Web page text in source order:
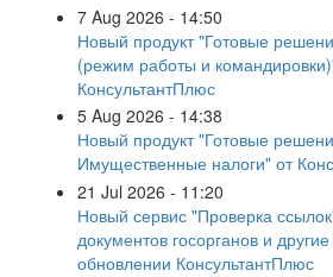
7 Aug 2026 - 14:50
Новый продукт "Готовые
(режим работы и
КонсультантПлюс
5 Aug 2026 - 14:38
Новый продукт "Готовые
Имущественные налоги" от
21 Jul 2026 - 11:20
Новый сервис "Проверка
документов госорганов и
обновлении КонсультантПлюс